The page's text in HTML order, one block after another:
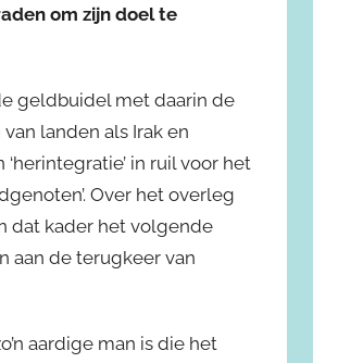
om zijn doel te
geldbuidel met daarin de
landen als Irak en
in ruil voor het
Over het overleg
dat kader het volgende
aan de terugkeer van
aardige man is die het